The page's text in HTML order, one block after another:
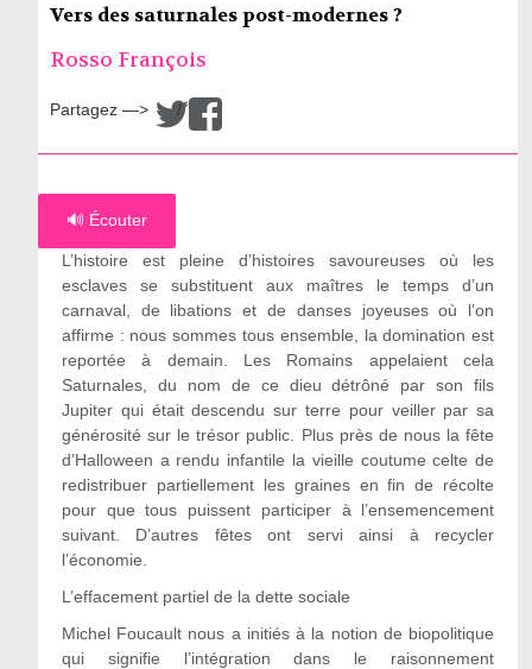
Vers des saturnales post-modernes ?
Rosso François
Partagez —> /
🔊 Écouter
L’histoire est pleine d’histoires savoureuses où les
esclaves se substituent aux maîtres le temps d’un
carnaval, de libations et de danses joyeuses où l’on
affirme : nous sommes tous ensemble, la domination est
reportée à demain. Les Romains appelaient cela
Saturnales, du nom de ce dieu détrôné par son fils
Jupiter qui était descendu sur terre pour veiller par sa
générosité sur le trésor public. Plus près de nous la fête
d’Halloween a rendu infantile la vieille coutume celte de
redistribuer partiellement les graines en fin de récolte
pour que tous puissent participer à l’ensemencement
suivant. D’autres fêtes ont servi ainsi à recycler
l’économie.
L’effacement partiel de la dette sociale
Michel Foucault nous a initiés à la notion de biopolitique
qui signifie l’intégration dans le raisonnement